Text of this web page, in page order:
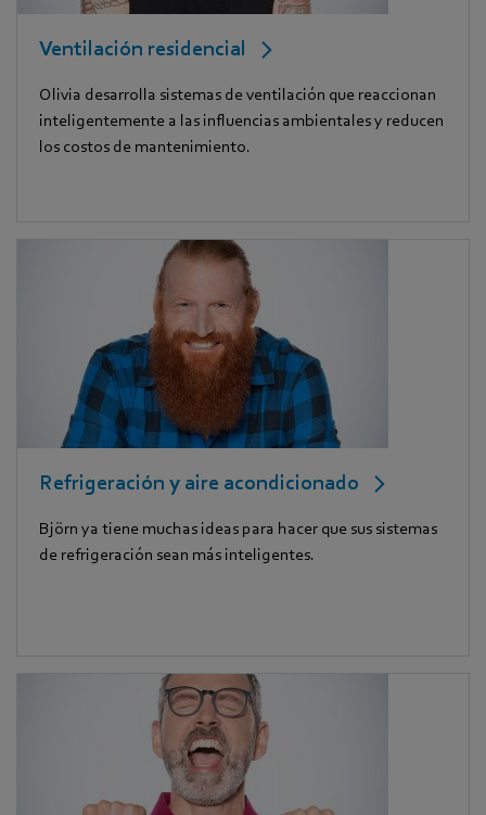
Ventilación residencial
Olivia desarrolla sistemas de ventilación que reaccionan
inteligentemente a las influencias ambientales y reducen
los costos de mantenimiento.
Refrigeración y aire acondicionado
Björn ya tiene muchas ideas para hacer que sus sistemas
de refrigeración sean más inteligentes.